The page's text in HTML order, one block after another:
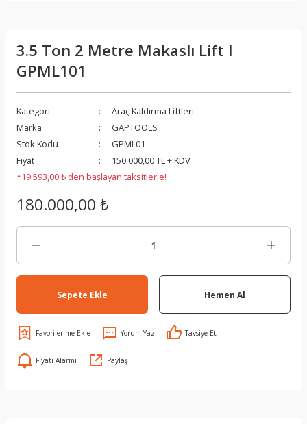
3.5 Ton 2 Metre Makaslı Lift I
GPML101
Kategori
Araç Kaldırma Liftleri
Marka
GAPTOOLS
Stok Kodu
GPML01
Fiyat
150.000,00 TL + KDV
*19.593,00 ₺ den başlayan taksitlerle!
180.000,00 ₺
Sepete Ekle Hemen Al
Yorum Yaz Tavsiye Et
Fiyatı Alarmı Paylaş